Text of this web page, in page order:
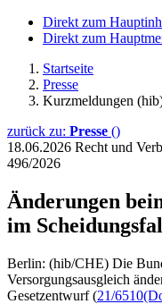
Direkt zum
Direkt zum
Startseite
Presse
Kurzmeldungen
zurück zu: Presse ()
18.06.2026 Recht und
496/2026
Änderungen
im
Berlin: (hib/CHE) Die
Versorgungsausgleich
Gesetzentwurf (21/6510